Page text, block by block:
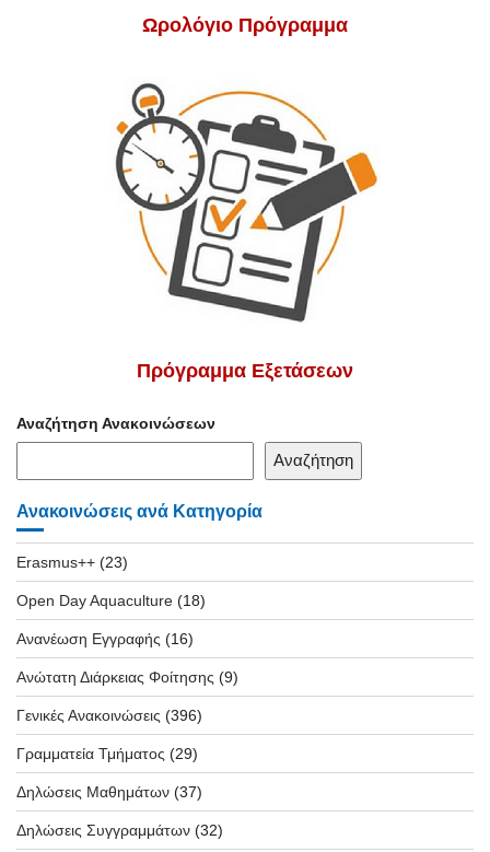
Ωρολόγιο Πρόγραμμα
Πρόγραμμα Εξετάσεων
Αναζήτηση Ανακοινώσεων
Αναζήτηση
Ανακοινώσεις ανά Κατηγορία
Erasmus++ (23)
Open Day Aquaculture (18)
Ανανέωση Εγγραφής (16)
Ανώτατη Διάρκειας Φοίτησης (9)
Γενικές Ανακοινώσεις (396)
Γραμματεία Τμήματος (29)
Δηλώσεις Μαθημάτων (37)
Δηλώσεις Συγγραμμάτων (32)